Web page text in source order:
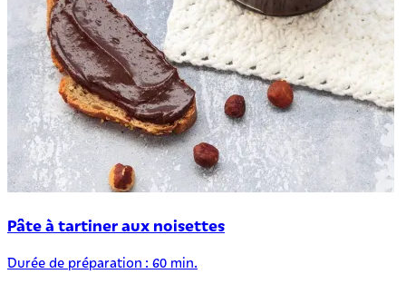
Pâte à tartiner aux noisettes
Durée de préparation : 60 min.